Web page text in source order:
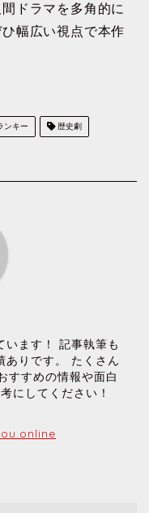
ドラマを多角的に
幅広い視点で本作
ンキー 歴史劇
います！ 記事執筆も
ありです。 たくさん
すすめの情報や面白
にしてください！